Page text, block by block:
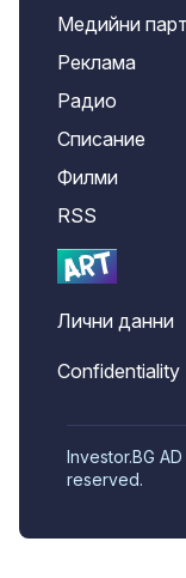
Медийни
Реклама
Радио
Списание
Филми
RSS
Лични данни
Confidentiality
Investor.BG
reserved.